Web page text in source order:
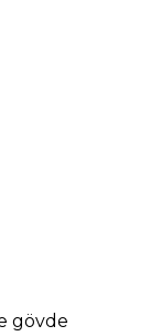
gövde